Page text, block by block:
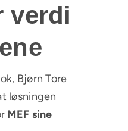
verdi
Bjørn Tore
løsningen
MEF sine